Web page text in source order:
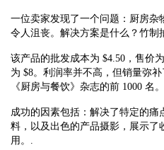
一位卖家发现了一个问题：厨房杂
令人沮丧。解决方案是什么？竹制
该产品的批发成本为 $4.50，售价
为 $8。利润率并不高，但销量弥
《厨房与餐饮》杂志的前 1000 名。.
成功的因素包括：解决了特定的
料，以及出色的产品摄影，展示了
用。.